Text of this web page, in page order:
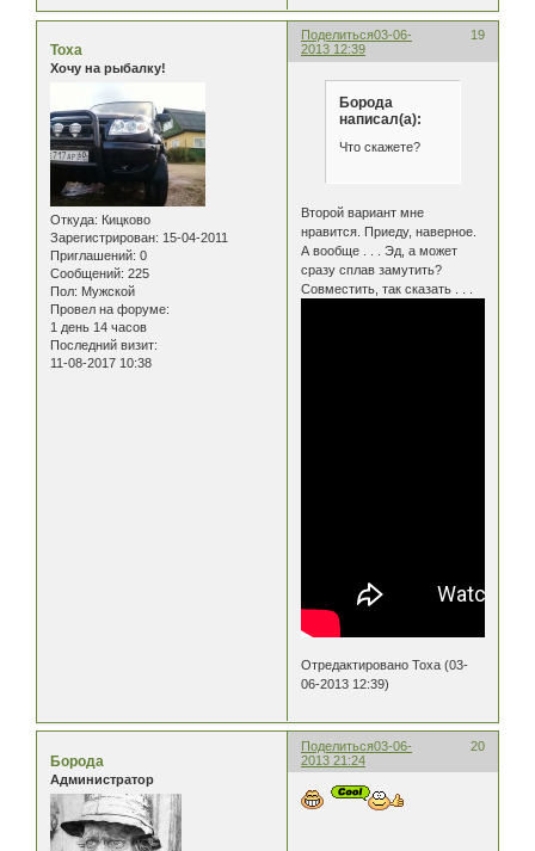
Поделиться 19
03-06-
2013 12:39
Тоха
Хочу на рыбалку!
Откуда: Кицково
Зарегистрирован: 15-04-2011
Приглашений: 0
Сообщений: 225
Пол: Мужской
Провел на форуме:
1 день 14 часов
Последний визит:
11-08-2017 10:38
Борода
написал(а):
Что скажете?
Второй вариант мне
нравится. Приеду, наверное.
А вообще . . . Эд, а может
сразу сплав замутить?
Совместить, так сказать . . .
Отредактировано Тоха (03-
06-2013 12:39)
Поделиться 20
03-06-
2013 21:24
Борода
Администратор